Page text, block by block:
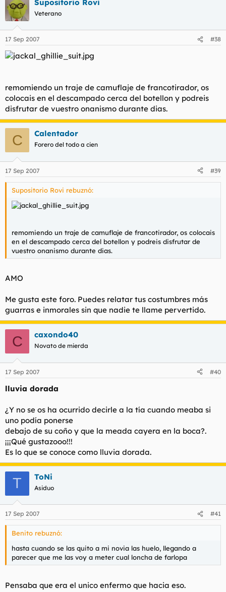
Supositorio Rovi
Veterano
17 Sep 2007 #38
remomiendo un traje de camuflaje de francotirador, os
colocais en el descampado cerca del botellon y podreis
disfrutar de vuestro onanismo durante dias.
C Calentador
Forero del todo a cien
17 Sep 2007 #39
Supositorio Rovi rebuznó:
remomiendo un traje de camuflaje de francotirador, os colocais
en el descampado cerca del botellon y podreis disfrutar de
vuestro onanismo durante dias.
AMO
Me gusta este foro. Puedes relatar tus costumbres más
guarras e inmorales sin que nadie te llame pervertido.
C caxondo40
Novato de mierda
17 Sep 2007 #40
lluvia dorada
¿Y no se os ha ocurrido decirle a la tía cuando meaba si
uno podía ponerse
debajo de su coño y que la meada cayera en la boca?.
¡¡¡Qué gustazooo!!!
Es lo que se conoce como lluvia dorada.
T ToNi
Asiduo
17 Sep 2007 #41
Benito rebuznó:
hasta cuando se las quito a mi novia las huelo, llegando a
parecer que me las voy a meter cual loncha de farlopa
Pensaba que era el unico enfermo que hacia eso.